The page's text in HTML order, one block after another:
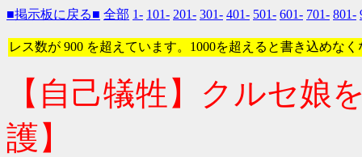
■掲示板に戻る■ 全部 1- 101- 201- 301- 401- 501- 601- 701- 801-
レス数が 900 を超えています。1000を超えると書き込めな
【自己犠牲】クルセ娘
護】